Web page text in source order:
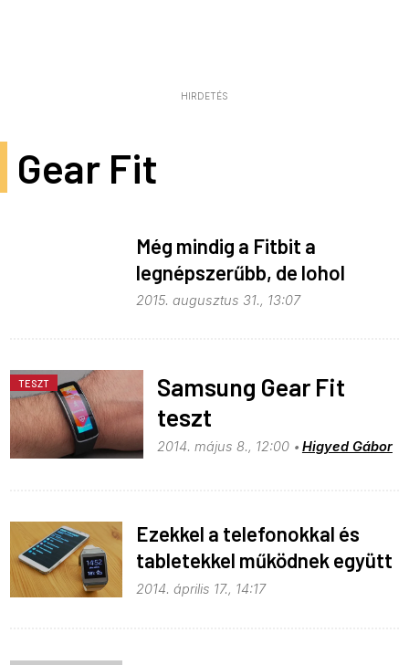
HIRDETÉS
Gear Fit
Még mindig a Fitbit a
legnépszerűbb, de lohol
utána az Apple
2015. augusztus 31., 13:07
TESZT
Samsung Gear Fit
teszt
2014. május 8., 12:00 Higyed Gábor
Ezekkel a telefonokkal és
tabletekkel működnek együtt
a Samsung Gear kütyük
2014. április 17., 14:17